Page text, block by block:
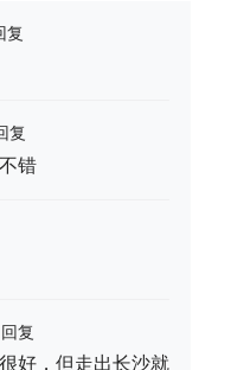
复
复
错
回复
好，但走出长沙就